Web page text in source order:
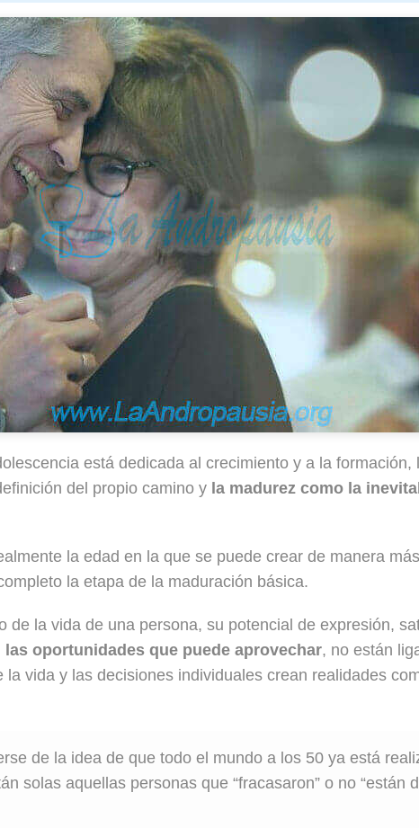
está dedicada al crecimiento y a la formación,
del propio camino y la madurez como la
la edad en la que se puede crear de manera
la etapa de la maduración básica.
de la vida de una persona, su potencial de expresión,
oportunidades que puede aprovechar, no están
vida y las decisiones individuales crean realidades
de la idea de que todo el mundo a los 50 ya está
solas aquellas personas que “fracasaron” o no “están